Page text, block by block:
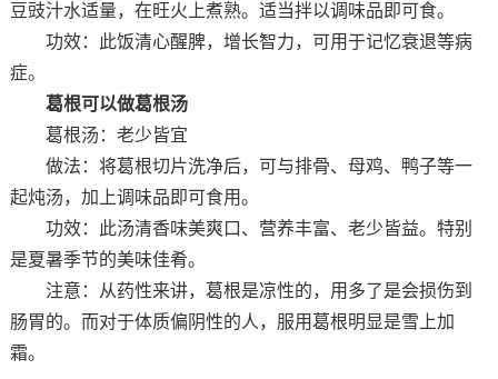
豆豉汁水适量，在旺火上煮熟。适当拌以调味品即可食。
功效：此饭清心醒脾，增长智力，可用于记忆衰退等病
症。
葛根可以做葛根汤
葛根汤：老少皆宜
做法：将葛根切片洗净后，可与排骨、母鸡、鸭子等一
起炖汤，加上调味品即可食用。
功效：此汤清香味美爽口、营养丰富、老少皆益。特别
是夏暑季节的美味佳肴。
注意：从药性来讲，葛根是凉性的，用多了是会损伤到
肠胃的。而对于体质偏阴性的人，服用葛根明显是雪上加
霜。